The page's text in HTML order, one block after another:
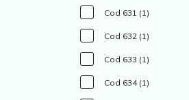
Cod 631 (1)
Cod 632 (1)
Cod 633 (1)
Cod 634 (1)